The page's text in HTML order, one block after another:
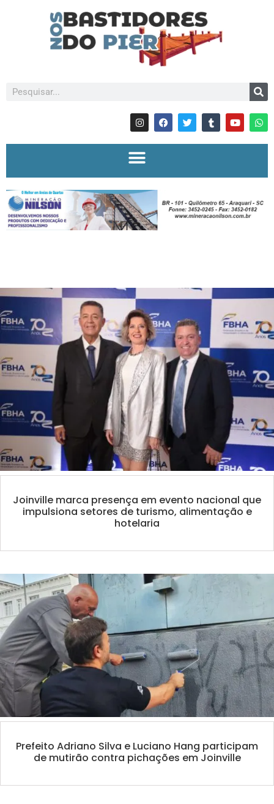
Joinville marca presença em evento nacional que
impulsiona setores de turismo, alimentação e
hotelaria
Prefeito Adriano Silva e Luciano Hang participam
de mutirão contra pichações em Joinville